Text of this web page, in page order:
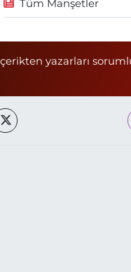
Tüm Manşetler
yazarları